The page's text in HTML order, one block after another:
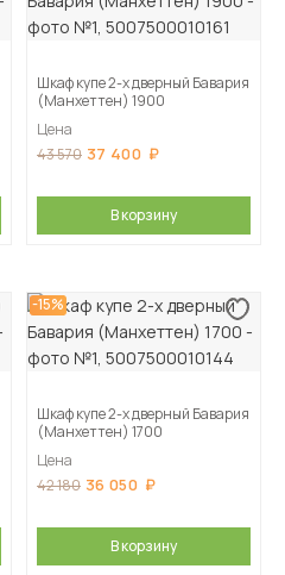
Шкаф купе 2-х дверный Бавария
(Манхеттен) 1900
Цена
43 570 37 400
В корзину
-15%
Шкаф купе 2-х дверный Бавария
(Манхеттен) 1700
Цена
42 180 36 050
В корзину